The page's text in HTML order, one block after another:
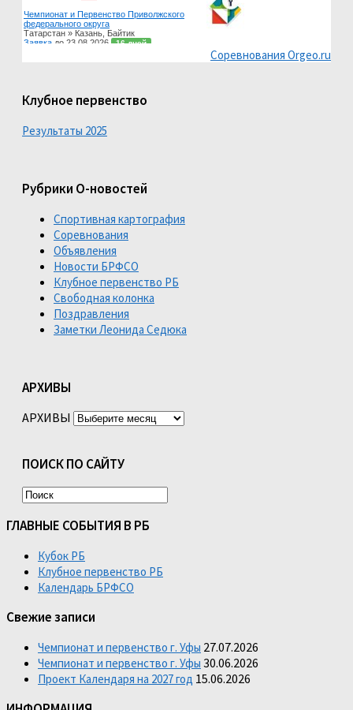
Соревнования Orgeo.ru
Клубное первенство
Результаты 2025
Рубрики О-новостей
Спортивная картография
Соревнования
Объявления
Новости БРФСО
Клубное первенство РБ
Свободная колонка
Поздравления
Заметки Леонида Седюка
АРХИВЫ
АРХИВЫ
ПОИСК ПО САЙТУ
ГЛАВНЫЕ СОБЫТИЯ В РБ
Кубок РБ
Клубное первенство РБ
Календарь БРФСО
Свежие записи
Чемпионат и первенство г. Уфы 27.07.2026
Чемпионат и первенство г. Уфы 30.06.2026
Проект Календаря на 2027 год 15.06.2026